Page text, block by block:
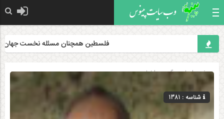
فلسطین همچنان مسئله نخست جهان
صفحه اصلی» گروه »اخبار
شناسه : 1381